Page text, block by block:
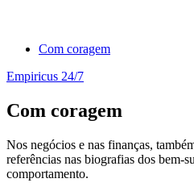
Com coragem
Empiricus 24/7
Com coragem
Nos negócios e nas finanças,
referências nas biografias dos bem-
comportamento.